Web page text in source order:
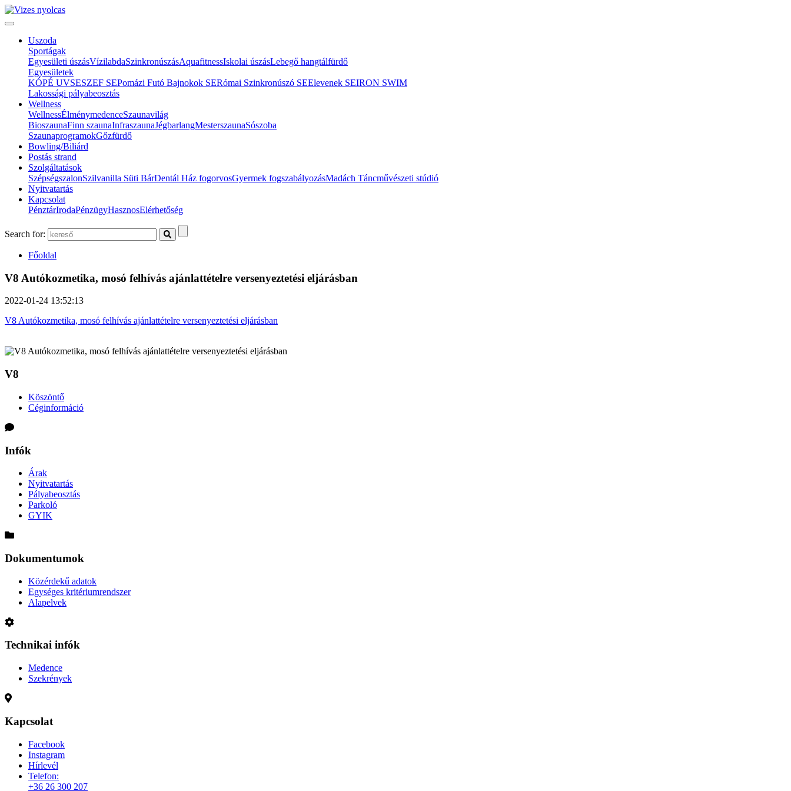
Uszoda
Sportágak
Egyesületi úszásVízilabdaSzinkronúszásAquafitnessIskolai úszásLebegő hangtálfürdő
Egyesületek
KÓPÉ UVSESZEF SEPomázi Futó Bajnokok SERómai Szinkronúszó SEElevenek SEIRON SWIM
Lakossági pályabeosztás
Wellness
WellnessÉlménymedenceSzaunavilág
BioszaunaFinn szaunaInfraszaunaJégbarlangMesterszaunaSószoba
SzaunaprogramokGőzfürdő
Bowling/Biliárd
Postás strand
Szolgáltatások
SzépségszalonSzilvanilla Süti BárDentál Ház fogorvosGyermek fogszabályozásMadách Táncművészeti stúdió
Nyitvatartás
Kapcsolat
PénztárIrodaPénzügyHasznosElérhetőség
Search for:
Főoldal
V8 Autókozmetika, mosó felhívás ajánlattételre versenyeztetési eljárásban
2022-01-24 13:52:13
V8 Autókozmetika, mosó felhívás ajánlattételre versenyeztetési eljárásban
V8
Köszöntő
Céginformáció
Infók
Árak
Nyitvatartás
Pályabeosztás
Parkoló
GYIK
Dokumentumok
Közérdekű adatok
Egységes kritériumrendszer
Alapelvek
Technikai infók
Medence
Szekrények
Kapcsolat
Facebook
Instagram
Hírlevél
Telefon:
+36 26 300 207